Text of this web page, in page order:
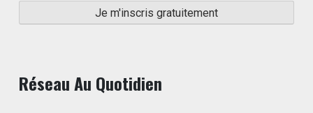
Réseau Au Quotidien